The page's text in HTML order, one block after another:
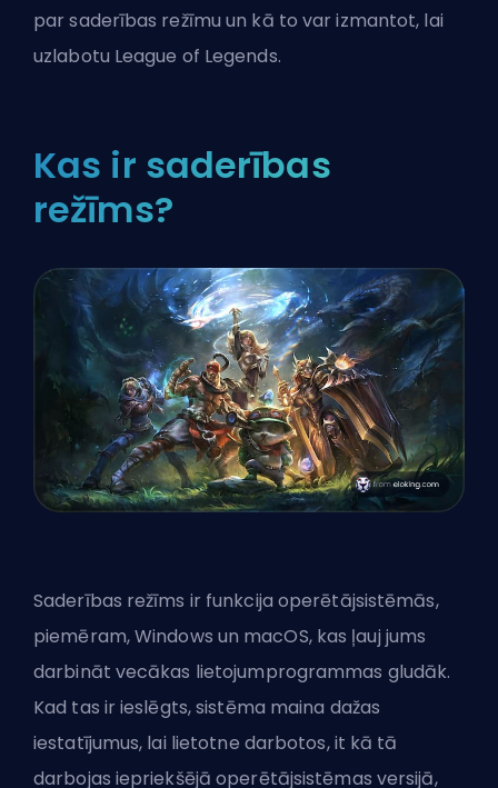
par saderības režīmu un kā to var izmantot, lai
uzlabotu League of Legends.
Kas ir saderības
režīms?
Saderības režīms ir funkcija operētājsistēmās,
piemēram, Windows un macOS, kas ļauj jums
darbināt vecākas lietojumprogrammas gludāk.
Kad tas ir ieslēgts, sistēma maina dažas
iestatījumus, lai lietotne darbotos, it kā tā
darbojas iepriekšējā operētājsistēmas versijā,